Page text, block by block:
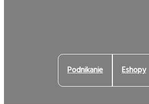
Podnikanie Eshopy